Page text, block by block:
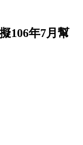
106年7月幫